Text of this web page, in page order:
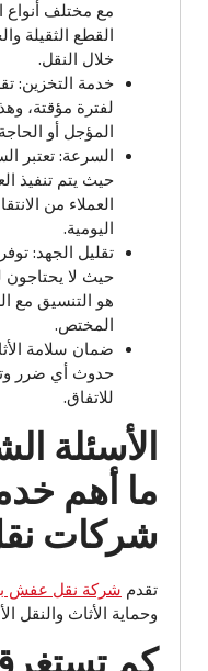
مع مختلف أنواع
القطع الثقيلة
خلال النقل.
خدمة التخزين:
لفترة مؤقتة،
المؤجل أو
السرعة: تعتبر
حيث يتم تنفيذ
العملاء من
اليومية.
تقليل الجهد:
حيث لا يحتاجون
هو التنسيق مع
المختص.
ضمان سلامة
حدوث أي ضرر
للاتفاق.
الأسئلة
ما أهم
شركات
تقدم شركة نقل عفش
وحماية الأثاث والنقل